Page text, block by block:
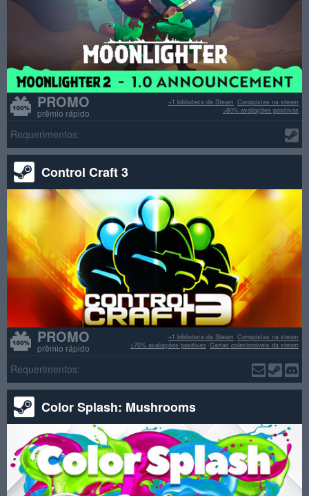
PROMO
prêmio rápido
Conquistas na steam
+1 biblioteca da Steam
>80% avaliações positivas
Requerimentos:
Control Craft 3
PROMO
prêmio rápido
Conquistas na steam
+1 biblioteca da Steam
Cartas colecionáveis da steam
>70% avaliações positivas
Requerimentos:
Color Splash: Mushrooms